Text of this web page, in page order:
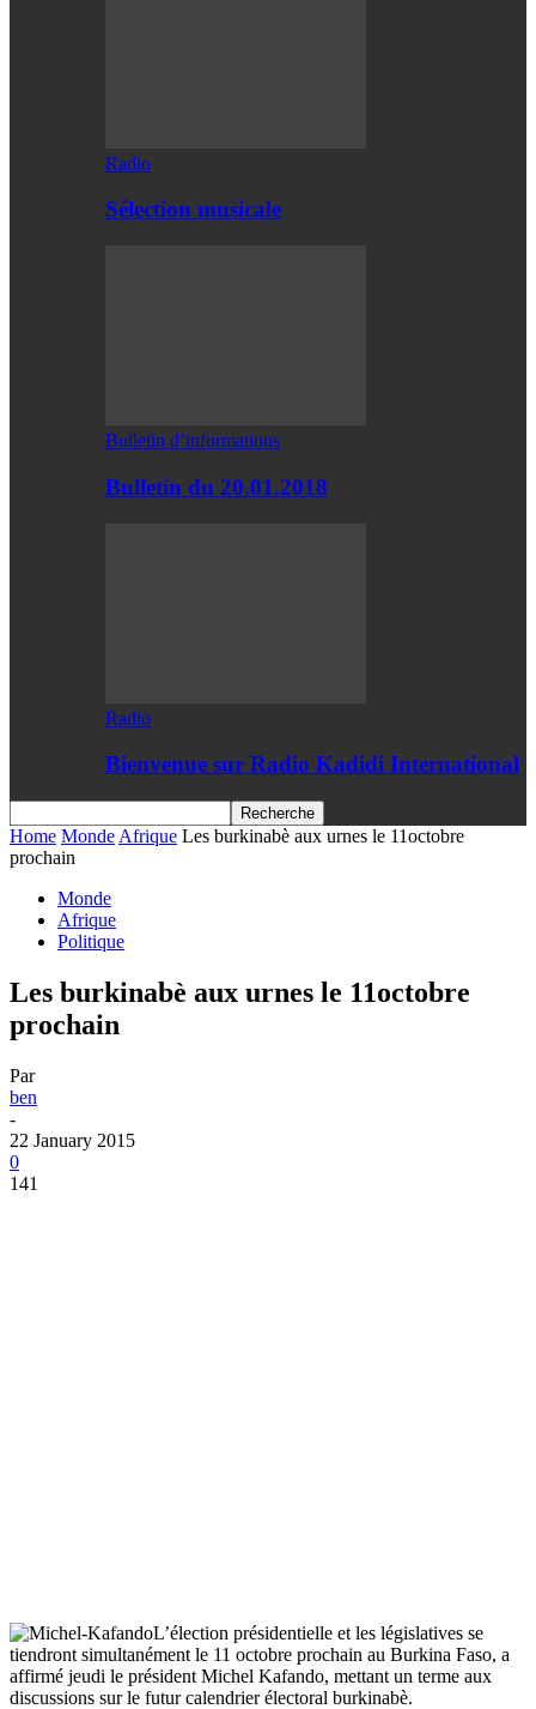
Radio
Sélection musicale
Bulletin d’informations
Bulletin du 20.01.2018
Radio
Bienvenue sur Radio Kadidi International
Home Monde Afrique Les burkinabè aux urnes le 11octobre
prochain
Monde
Afrique
Politique
Les burkinabè aux urnes le 11octobre
prochain
Par
ben
-
22 January 2015
0
141
L’élection présidentielle et les législatives se
tiendront simultanément le 11 octobre prochain au Burkina Faso, a
affirmé jeudi le président Michel Kafando, mettant un terme aux
discussions sur le futur calendrier électoral burkinabè.